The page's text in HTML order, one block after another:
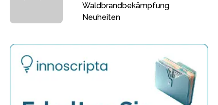
Waldbrandbekämpfung
Neuheiten